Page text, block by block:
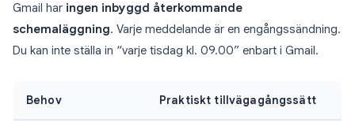
Gmail har ingen inbyggd återkommande
schemaläggning. Varje meddelande är en engångssändning.
Du kan inte ställa in “varje tisdag kl. 09.00” enbart i Gmail.
Behov Praktiskt tillvägagångssätt